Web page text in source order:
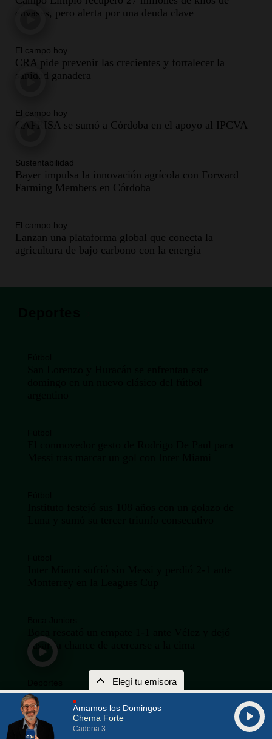
Amamos los Domingos
Chema Forte
Cadena 3
Elegí tu emisora
envases, pero alerta por una deuda clave
El campo hoy
CRA pide prevenir las crecientes y fortalecer la
sanidad ganadera
El campo hoy
CAFRISA se sumó a Córdoba en el apoyo al IPCVA
Sustentabilidad
Bayer impulsa la innovación agrícola con Forward
Farming Members en Córdoba
El campo hoy
Lanzan una plataforma global que conecta la
agricultura de bajo carbono con la energía
pasar la chance de acercarse a la cima
Lionel Messi ya llegó a Rosario para despedir a
su papá Jorge